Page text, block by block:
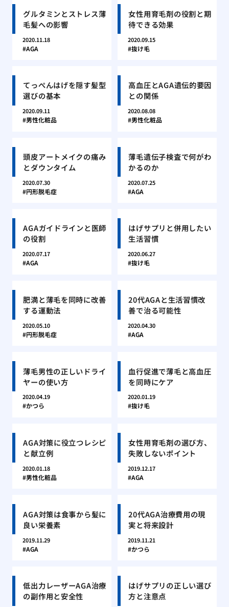
グルタミンとストレス薄
毛髪への影響
2020.11.18
AGA
女性用育毛剤の役割と期
待できる効果
2020.09.15
抜け毛
てっぺんはげを隠す髪型
選びの基本
2020.09.11
男性化粧品
高血圧とAGA遺伝的要因
との関係
2020.08.08
男性化粧品
頭皮アートメイクの痛み
とダウンタイム
2020.07.30
円形脱毛症
薄毛遺伝子検査で何がわ
かるのか
2020.07.25
AGA
AGAガイドラインと医師
の役割
2020.07.17
AGA
はげサプリと併用したい
生活習慣
2020.06.27
抜け毛
肥満と薄毛を同時に改善
する運動法
2020.05.10
円形脱毛症
20代AGAと生活習慣改
善で治る可能性
2020.04.30
AGA
薄毛男性の正しいドライ
ヤーの使い方
2020.04.19
かつら
血行促進で薄毛と高血圧
を同時にケア
2020.01.19
抜け毛
AGA対策に役立つレシピ
と献立例
2020.01.18
男性化粧品
女性用育毛剤の選び方、
失敗しないポイント
2019.12.17
AGA
AGA対策は食事から髪に
良い栄養素
2019.11.29
AGA
20代AGA治療費用の現
実と将来設計
2019.11.21
かつら
低出力レーザーAGA治療
の副作用と安全性
はげサプリの正しい選び
方と注意点